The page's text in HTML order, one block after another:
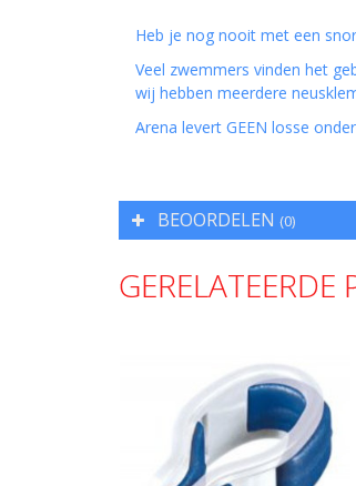
Heb je nog nooit met een
Veel zwemmers vinden het
wij hebben meerdere
Arena levert GEEN losse
BEOORDELEN (0)
GERELATEERDE